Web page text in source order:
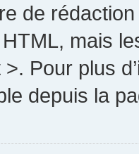
de
mais
>. Pour plus
depuis la